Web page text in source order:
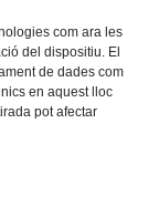
com ara les
del dispositiu. El
de dades com
en aquest lloc
pot afectar